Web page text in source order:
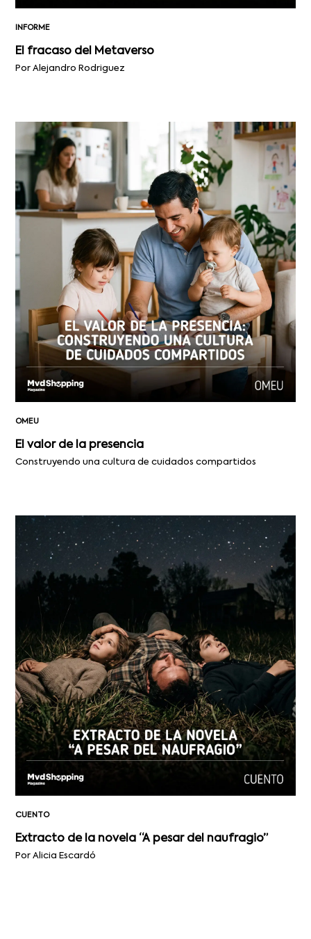
INFORME
El fracaso del Metaverso
Por Alejandro Rodriguez
OMEU
El valor de la presencia
Construyendo una cultura de cuidados compartidos
CUENTO
Extracto de la novela “A pesar del naufragio”
Por Alicia Escardó